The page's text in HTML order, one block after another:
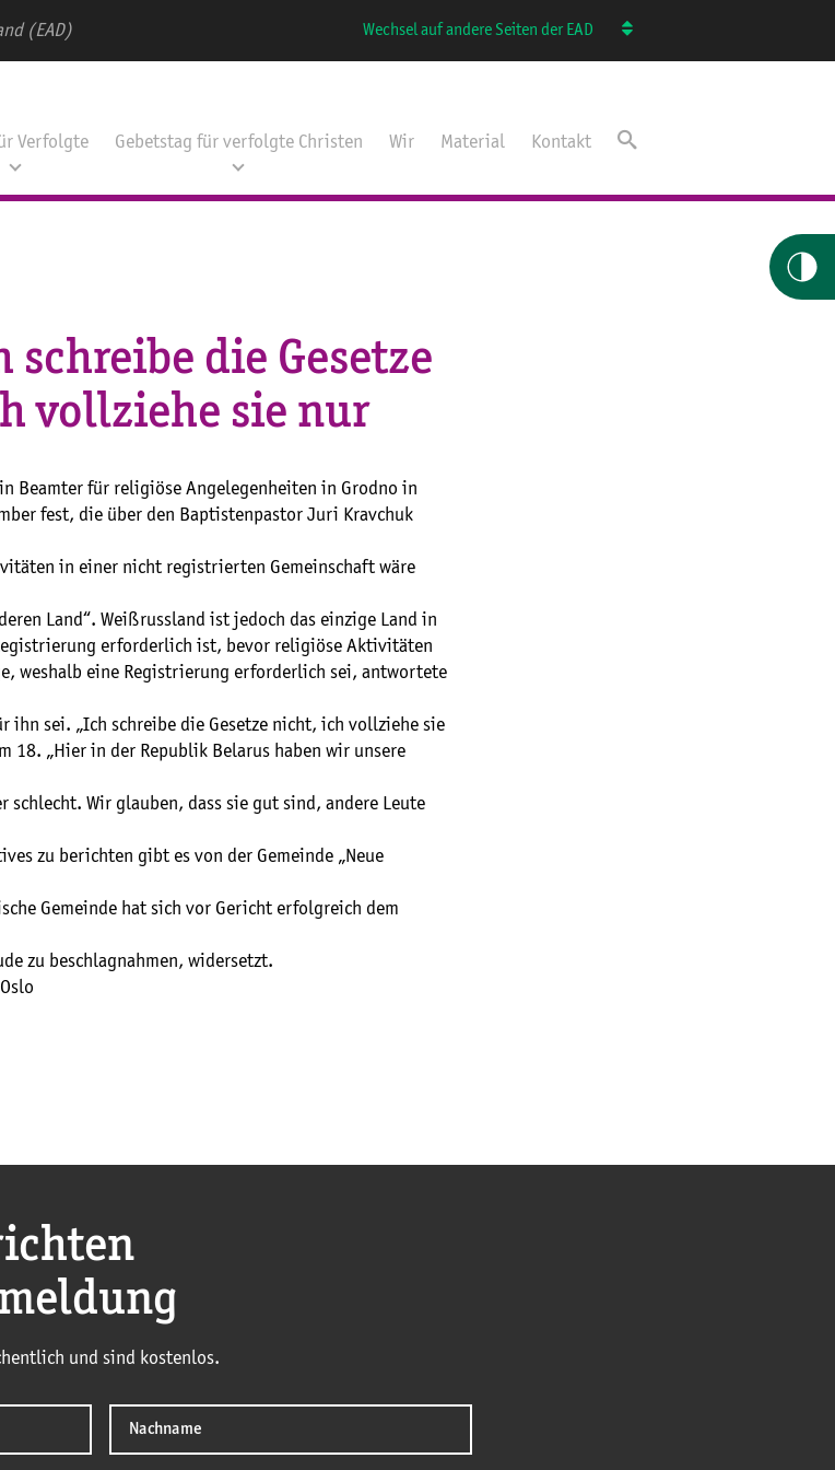
(EAD) Wechsel auf andere Seiten der EAD
Verfolgte Gebetstag für verfolgte Christen Wir Material Kontakt
schreibe die Gesetze
vollziehe sie nur
Beamter für religiöse Angelegenheiten in Grodno in
fest, die über den Baptistenpastor Juri Kravchuk
in einer nicht registrierten Gemeinschaft wäre
Land“. Weißrussland ist jedoch das einzige Land in
erforderlich ist, bevor religiöse Aktivitäten
weshalb eine Registrierung erforderlich sei, antwortete
ihn sei. „Ich schreibe die Gesetze nicht, ich vollziehe sie
18. „Hier in der Republik Belarus haben wir unsere
schlecht. Wir glauben, dass sie gut sind, andere Leute
zu berichten gibt es von der Gemeinde „Neue
Gemeinde hat sich vor Gericht erfolgreich dem
zu beschlagnahmen, widersetzt.
und sind kostenlos.